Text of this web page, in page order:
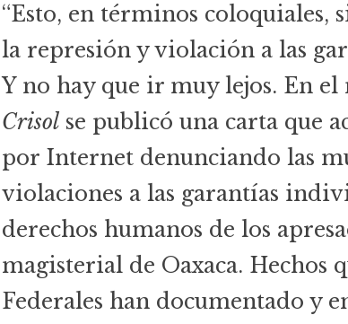
“Esto, en términos coloquiales,
la represión y violación a las
Y no hay que ir muy lejos. En el
Crisolse publicó una carta que
por Internet denunciando las
violaciones a las garantías
derechos humanos de los
magisterial de Oaxaca. Hechos
Federales han documentado y